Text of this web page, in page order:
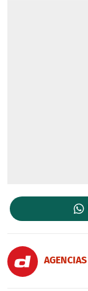
AGENCIAS